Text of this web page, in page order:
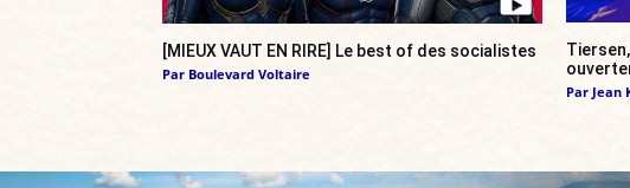
[MIEUX VAUT EN RIRE] Le best of des socialistes
Par Boulevard Voltaire
Par Jean